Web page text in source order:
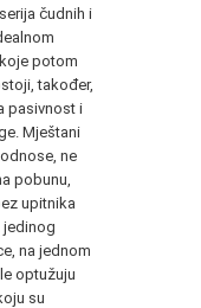
čudnih i
potom
također,
pasivnost i
Mještani
ne
pobunu,
upitnika
jedinog
na jednom
optužuju
su